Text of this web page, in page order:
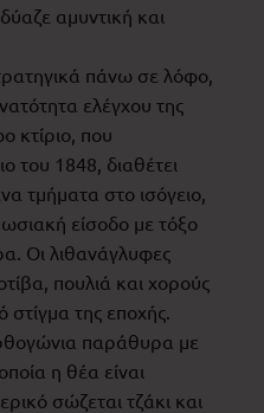
αμυντική και
πάνω σε λόφο,
ελέγχου της
κτίριο, που
του 1848, διαθέτει
τμήματα στο ισόγειο,
είσοδο με τόξο
Οι λιθανάγλυφες
πουλιά και χορούς
στίγμα της εποχής.
παράθυρα με
η θέα είναι
σώζεται τζάκι και